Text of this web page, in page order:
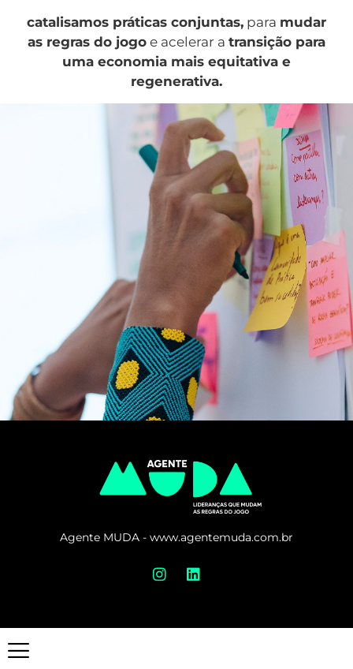
catalisamos práticas conjuntas, para mudar
as regras do jogo e acelerar a transição para
uma economia mais equitativa e
regenerativa.
Agente MUDA - www.agentemuda.com.br